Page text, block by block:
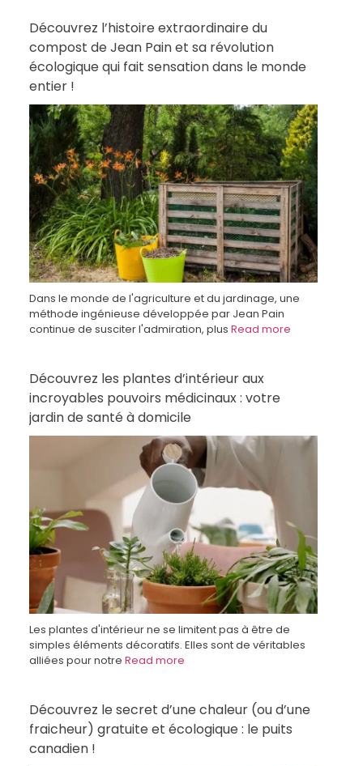
Découvrez l’histoire extraordinaire du
compost de Jean Pain et sa révolution
écologique qui fait sensation dans le monde
entier !
Dans le monde de l'agriculture et du jardinage, une
méthode ingénieuse développée par Jean Pain
continue de susciter l'admiration, plus Read more
Découvrez les plantes d’intérieur aux
incroyables pouvoirs médicinaux : votre
jardin de santé à domicile
Les plantes d'intérieur ne se limitent pas à être de
simples éléments décoratifs. Elles sont de véritables
alliées pour notre Read more
Découvrez le secret d’une chaleur (ou d’une
fraicheur) gratuite et écologique : le puits
canadien !